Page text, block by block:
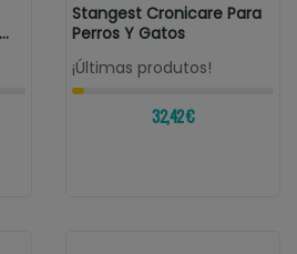
Stangest Cronicare Para
Perros Y Gatos
¡Últimas produtos!
32,42 €